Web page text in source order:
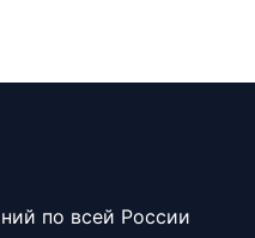
по всей России